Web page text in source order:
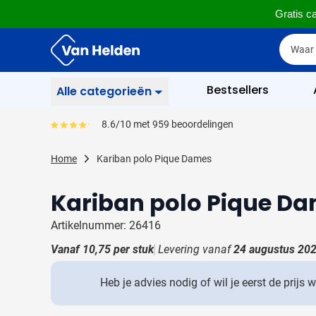
Gratis
Ga naar de inhoud Zoek
Zoek
Alle categorieën
Schrijfwaren
Toon submenu voor
Toon submenu voor
Weggevertjes
Toon submenu voor
Tassen
Toon submenu voor
Gereedschap & Veiligheid
Toon submenu voor
Bestsellers
Gemiddeld reviewpercentage is 86
8.6/10 met 959 beoordelingen
Home Kariban polo Pique Dames
Kariban polo Pique
Artikelnummer: 26416
Vanaf 10,75 per stuk Levering vanaf24 augustus
Heb je advies nodig of wil je eerst de prijs